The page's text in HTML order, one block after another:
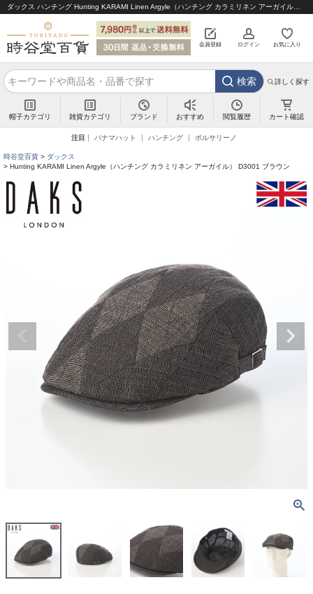
会員登録 ログイン お気に入り
検索 詳しく探す
帽子カテゴリ 雑貨カテゴリ ブランド おすすめ 閲覧履歴 カート確認
注目 パナマハット ハンチング ボルサリーノ
時谷堂百貨
ダックス
Hunting KARAMI Linen Argyle（ハンチング カラミリネン アーガイル） D3001 ブラウン